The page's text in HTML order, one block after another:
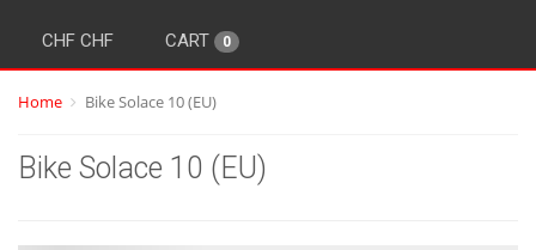
CHF CHF CART 0
Home Bike Solace 10 (EU)
Bike Solace 10 (EU)